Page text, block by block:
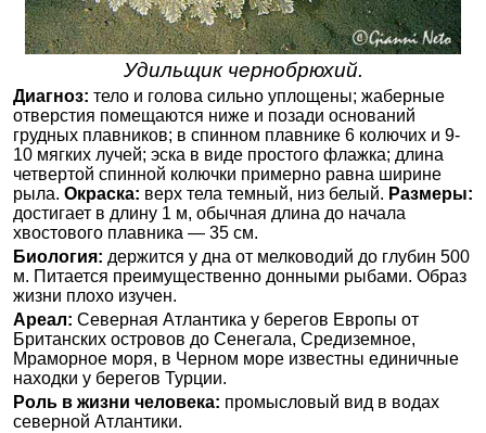
Удильщик чернобрюхий.
Диагноз: тело и голова сильно уплощены; жаберные
отверстия помещаются ниже и позади оснований
грудных плавников; в спинном плавнике 6 колючих и 9-
10 мягких лучей; эска в виде простого флажка; длина
четвертой спинной колючки примерно равна ширине
рыла. Окраска: верх тела темный, низ белый. Размеры:
достигает в длину 1 м, обычная длина до начала
хвостового плавника — 35 см.
Биология: держится у дна от мелководий до глубин 500
м. Питается преимущественно донными рыбами. Образ
жизни плохо изучен.
Ареал: Северная Атлантика у берегов Европы от
Британских островов до Сенегала, Средиземное,
Мраморное моря, в Черном море известны единичные
находки у берегов Турции.
Роль в жизни человека: промысловый вид в водах
северной Атлантики.